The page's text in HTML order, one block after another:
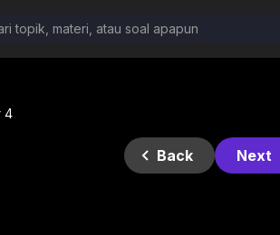
4
Back Next